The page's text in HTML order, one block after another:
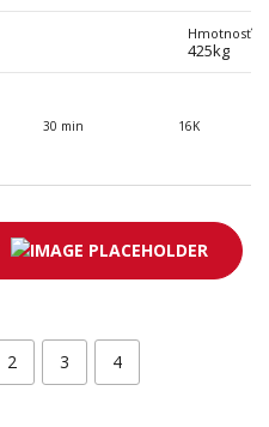
Hmotnosť
425kg
30 min 16K
2 3 4